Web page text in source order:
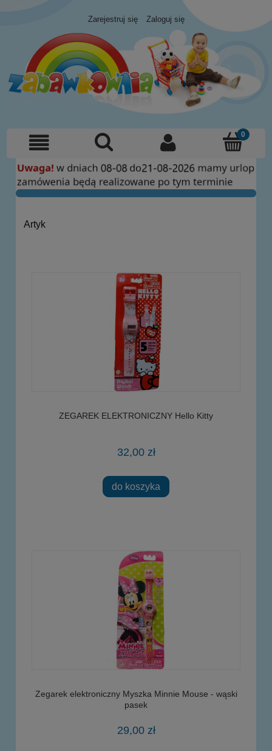
Zarejestruj się Zaloguj się
Artyk
ZEGAREK ELEKTRONICZNY Hello Kitty
32,00 zł
do koszyka
Zegarek elektroniczny Myszka Minnie Mouse - wąski
pasek
29,00 zł